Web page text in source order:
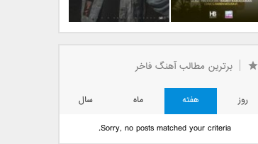
بانی بنام قرص قمر 2
یاسینی بنام دورترین نزدیک
برترین مطالب آهنگ فاخر
روز هفته ماه
سال
Sorry, no posts matched your criteria.